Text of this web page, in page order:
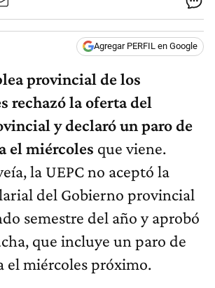
Agregar PERFIL en Google
provincial de los
rechazó la oferta del
y declaró un paro de
el miércoles que viene.
la UEPC no aceptó la
del Gobierno provincial
semestre del año y aprobó
que incluye un paro de
el miércoles próximo.